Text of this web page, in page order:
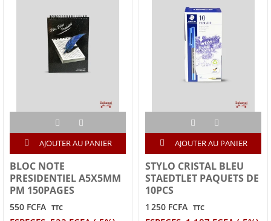
AJOUTER AU PANIER
BLOC NOTE
PRESIDENTIEL A5X5MM
PM 150PAGES
550 FCFA TTC
AJOUTER AU PANIER
STYLO CRISTAL BLEU
STAEDTLET PAQUETS DE
10PCS
1 250 FCFA TTC